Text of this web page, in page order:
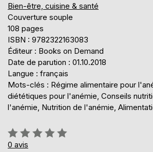
Bien-être, cuisine & santé
Couverture souple
108 pages
ISBN : 9782322163083
Éditeur : Books on Demand
Date de parution : 01.10.2018
Langue : français
Mots-clés : Régime alimentaire pour
diététiques pour l'anémie, Conseils
l'anémie, Nutrition de l'anémie,
Évaluation:
0%
0 avis